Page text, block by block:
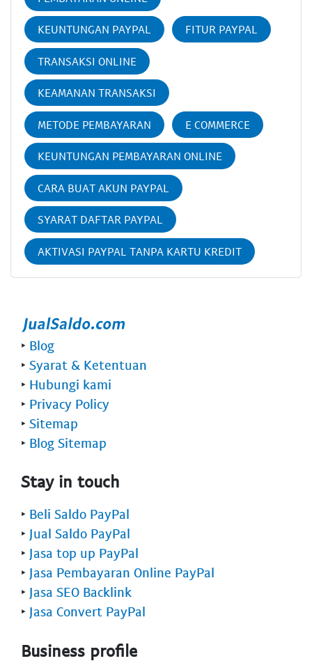
KEUNTUNGAN PAYPAL FITUR PAYPAL
TRANSAKSI ONLINE
KEAMANAN TRANSAKSI
METODE PEMBAYARAN E COMMERCE
KEUNTUNGAN PEMBAYARAN ONLINE
CARA BUAT AKUN PAYPAL
SYARAT DAFTAR PAYPAL
AKTIVASI PAYPAL TANPA KARTU KREDIT
‣ Blog
‣ Syarat & Ketentuan
‣ Hubungi kami
‣ Privacy Policy
‣ Sitemap
‣ Blog Sitemap
Stay in touch
‣ Beli Saldo PayPal
‣ Jual Saldo PayPal
‣ Jasa top up PayPal
‣ Jasa Pembayaran Online PayPal
‣ Jasa SEO Backlink
‣ Jasa Convert PayPal
Business profile